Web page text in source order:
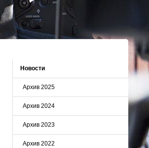
Новости
Архив 2025
Архив 2024
Архив 2023
Архив 2022